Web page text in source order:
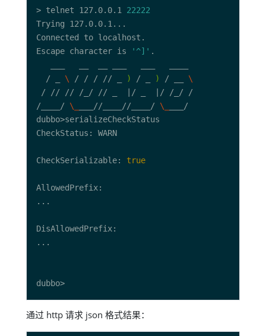
> telnet 127.0.0.1 22222
Escape character is
'^]'
  / _
\ / / / // _ ) / _ ) / __ \
/____/ \_ ___//____//____/ \_
CheckSerializable: true
通过 http 请求 json 格式结果：